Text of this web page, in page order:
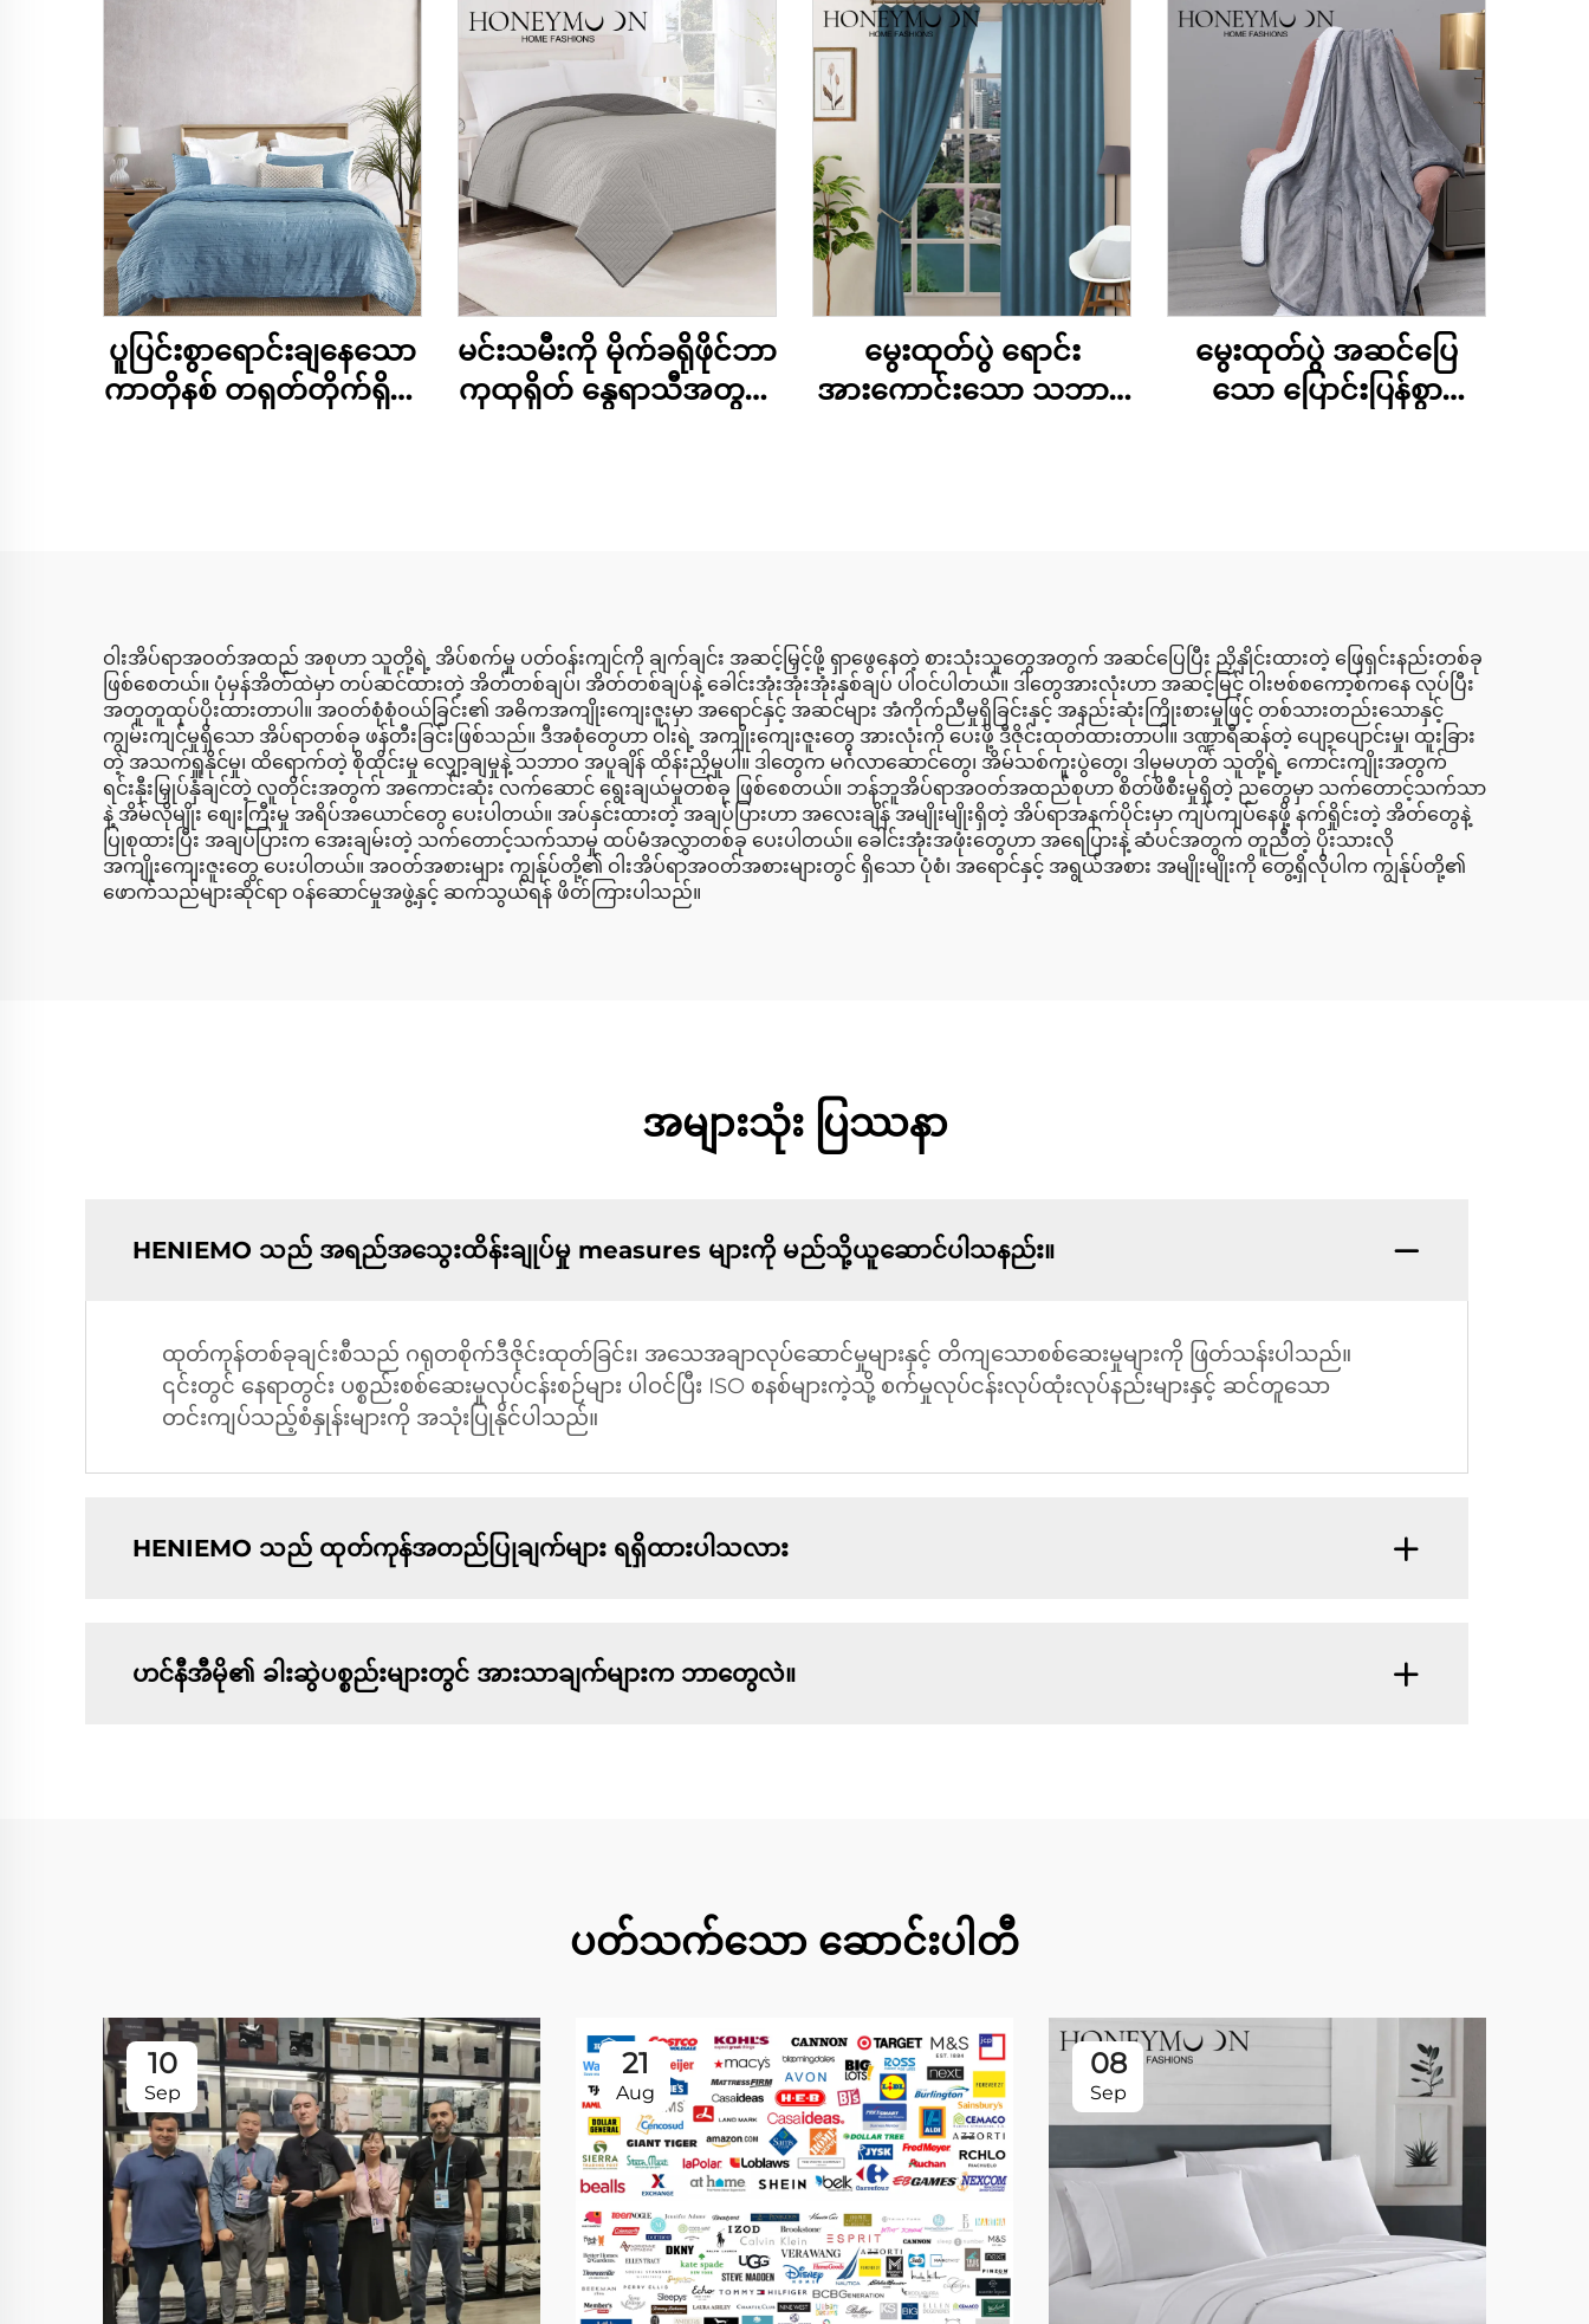
ပူပြင်းစွာရောင်းချနေသော
ကာတိုနစ် တရုတ်တိုက်ရိုက်
မင်းသမီးကို မိုက်ခရိုဖိုင်ဘာ
ကုထုရှိတ် နွေရာသီအတွက်
မွေးထုတ်ပွဲ ရောင်း
အားကောင်းသော သဘာဝ
မွေးထုတ်ပွဲ အဆင်ပြေ
သော ပြောင်းပြန်စွာ
ဝါးအိပ်ရာအဝတ်အထည် အစုဟာ သူတို့ရဲ့ အိပ်စက်မှု ပတ်ဝန်းကျင်ကို ချက်ချင်း အဆင့်မြှင့်ဖို့ ရှာဖွေနေတဲ့ စားသုံးသူတွေအတွက် အဆင်ပြေပြီး ညှိနှိုင်းထားတဲ့ ဖြေရှင်းနည်းတစ်ခု
ဖြစ်စေတယ်။ ပုံမှန်အိတ်ထဲမှာ တပ်ဆင်ထားတဲ့ အိတ်တစ်ချပ်၊ အိတ်တစ်ချပ်နဲ့ ခေါင်းအုံးအုံးအုံးနှစ်ချပ် ပါဝင်ပါတယ်။ ဒါတွေအားလုံးဟာ အဆင့်မြင့် ဝါးဗစ်စကော့စ်ကနေ လုပ်ပြီး
အတူတူထုပ်ပိုးထားတာပါ။ အဝတ်စုံစုံဝယ်ခြင်း၏ အဓိကအကျိုးကျေးဇူးမှာ အရောင်နှင့် အဆင်များ အံကိုက်ညီမှုရှိခြင်းနှင့် အနည်းဆုံးကြိုးစားမှုဖြင့် တစ်သားတည်းသောနှင့်
ကျွမ်းကျင်မှုရှိသော အိပ်ရာတစ်ခု ဖန်တီးခြင်းဖြစ်သည်။ ဒီအစုံတွေဟာ ဝါးရဲ့ အကျိုးကျေးဇူးတွေ အားလုံးကို ပေးဖို့ ဒီဇိုင်းထုတ်ထားတာပါ။ ဒဏ္ဍာရီဆန်တဲ့ ပျော့ပျောင်းမှု၊ ထူးခြား
တဲ့ အသက်ရှူနိုင်မှု၊ ထိရောက်တဲ့ စိုထိုင်းမှု လျှော့ချမှုနဲ့ သဘာဝ အပူချိန် ထိန်းညှိမှုပါ။ ဒါတွေက မင်္ဂလာဆောင်တွေ၊ အိမ်သစ်ကူးပွဲတွေ၊ ဒါမှမဟုတ် သူတို့ရဲ့ ကောင်းကျိုးအတွက်
ရင်းနှီးမြှုပ်နှံချင်တဲ့ လူတိုင်းအတွက် အကောင်းဆုံး လက်ဆောင် ရွေးချယ်မှုတစ်ခု ဖြစ်စေတယ်။ ဘန်ဘူအိပ်ရာအဝတ်အထည်စုဟာ စိတ်ဖိစီးမှုရှိတဲ့ ညတွေမှာ သက်တောင့်သက်သာ
နဲ့ အိမ်လိုမျိုး စျေးကြီးမှု အရိပ်အယောင်တွေ ပေးပါတယ်။ အပ်နှင်းထားတဲ့ အချပ်ပြားဟာ အလေးချိန် အမျိုးမျိုးရှိတဲ့ အိပ်ရာအနက်ပိုင်းမှာ ကျပ်ကျပ်နေဖို့ နက်ရှိုင်းတဲ့ အိတ်တွေနဲ့
ပြုစုထားပြီး အချပ်ပြားက အေးချမ်းတဲ့ သက်တောင့်သက်သာမှု ထပ်မံအလွှာတစ်ခု ပေးပါတယ်။ ခေါင်းအုံးအဖုံးတွေဟာ အရေပြားနဲ့ ဆံပင်အတွက် တူညီတဲ့ ပိုးသားလို
အကျိုးကျေးဇူးတွေ ပေးပါတယ်။ အဝတ်အစားများ ကျွန်ုပ်တို့၏ ဝါးအိပ်ရာအဝတ်အစားများတွင် ရှိသော ပုံစံ၊ အရောင်နှင့် အရွယ်အစား အမျိုးမျိုးကို တွေ့ရှိလိုပါက ကျွန်ုပ်တို့၏
ဖောက်သည်များဆိုင်ရာ ဝန်ဆောင်မှုအဖွဲ့နှင့် ဆက်သွယ်ရန် ဖိတ်ကြားပါသည်။
အများသုံး ပြဿနာ
HENIEMO သည် အရည်အသွေးထိန်းချုပ်မှု measures များကို မည်သို့ယူဆောင်ပါသနည်း။
ထုတ်ကုန်တစ်ခုချင်းစီသည် ဂရုတစိုက်ဒီဇိုင်းထုတ်ခြင်း၊ အသေအချာလုပ်ဆောင်မှုများနှင့် တိကျသောစစ်ဆေးမှုများကို ဖြတ်သန်းပါသည်။
၎င်းတွင် နေရာတွင်း ပစ္စည်းစစ်ဆေးမှုလုပ်ငန်းစဉ်များ ပါဝင်ပြီး ISO စနစ်များကဲ့သို့ စက်မှုလုပ်ငန်းလုပ်ထုံးလုပ်နည်းများနှင့် ဆင်တူသော
တင်းကျပ်သည့်စံနှုန်းများကို အသုံးပြုနိုင်ပါသည်။
HENIEMO သည် ထုတ်ကုန်အတည်ပြုချက်များ ရရှိထားပါသလား
ဟင်နီအီမို၏ ခါးဆွဲပစ္စည်းများတွင် အားသာချက်များက ဘာတွေလဲ။
ပတ်သက်သော ဆောင်းပါတီ
10
Sep
21
Aug
08
Sep